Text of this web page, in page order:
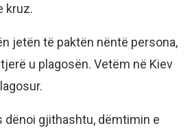
kruz.
jetën të paktën nëntë persona,
u plagosën. Vetëm në Kiev
dënoi gjithashtu, dëmtimin e